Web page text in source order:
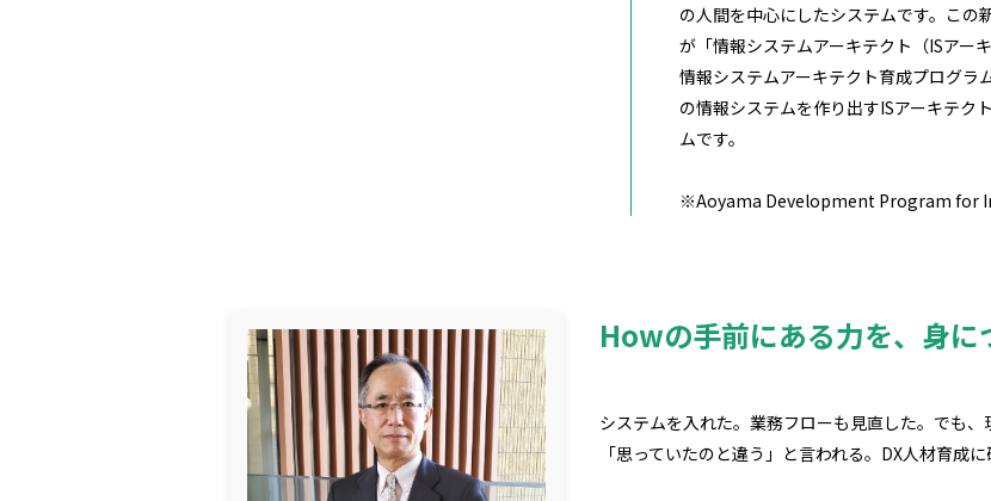
の人間を中心にしたシステムです。こ
が「情報システムアーキテクト（ISアー
情報システムアーキテクト育成プログラ
の情報システムを作り出すISアーキテク
ムです。
※Aoyama Development Program for
Howの手前にある力を、身に
システムを入れた。業務フローも見直した。でも
「思っていたのと違う」と言われる。DX人材育成